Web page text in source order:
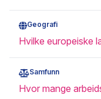
Geografi
Hvilke europeiske
Samfunn
Hvor mange